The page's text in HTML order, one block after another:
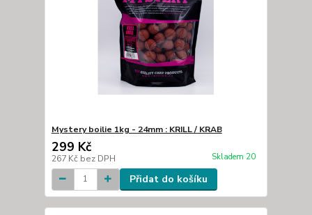
Mystery boilie 1kg - 24mm : KRILL / KRAB
299 Kč
267 Kč bez DPH Skladem 20
Přidat do košíku